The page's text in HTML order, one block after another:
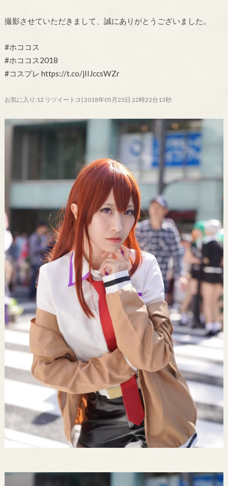
撮影させていただきまして、誠にありがとうございました。
#ホココス
#ホココス2018
#コスプレ https://t.co/jIIJccsWZr
お気に入り:12 リツイート:3 | 2018年05月23日 22時22分13秒